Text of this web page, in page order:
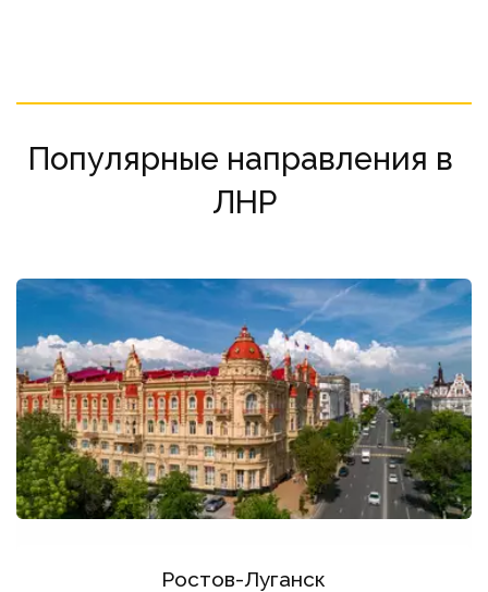
Популярные направления в
ЛНР
Ростов-Луганск